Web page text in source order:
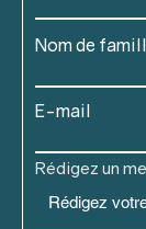
Nom de
E-mail
Rédigez un